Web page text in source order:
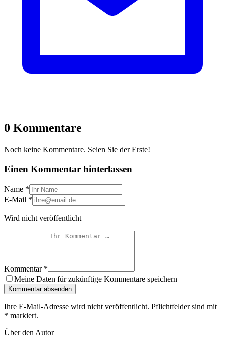
0 Kommentare
Noch keine Kommentare. Seien Sie der Erste!
Einen Kommentar hinterlassen
Name *
E-Mail *
Wird nicht veröffentlicht
Kommentar *
Meine Daten für zukünftige Kommentare speichern
Kommentar absenden
Ihre E-Mail-Adresse wird nicht veröffentlicht. Pflichtfelder sind mit
* markiert.
Über den Autor